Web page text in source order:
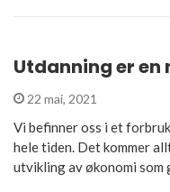
Utdanning er en
22 mai, 2021
Vi befinner oss i et
hele tiden. Det kommer
utvikling av økonomi som